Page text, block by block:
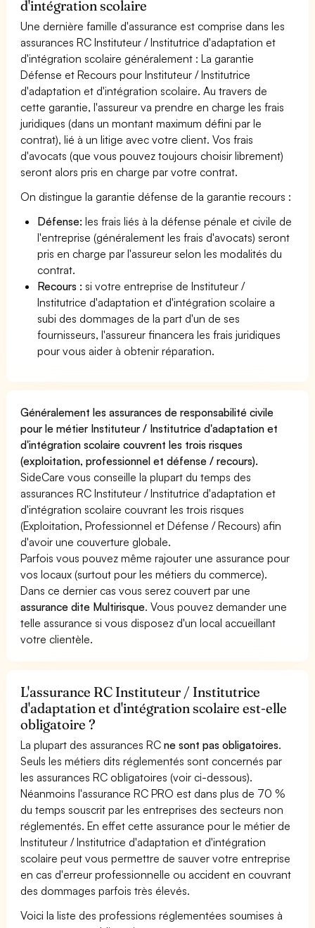
d'intégration scolaire
Une dernière famille d'assurance est comprise dans les
assurances RC Instituteur / Institutrice d'adaptation et
d'intégration scolaire généralement : La garantie
Défense et Recours pour Instituteur / Institutrice
d'adaptation et d'intégration scolaire. Au travers de
cette garantie, l'assureur va prendre en charge les frais
juridiques (dans un montant maximum défini par le
contrat), lié à un litige avec votre client. Vos frais
d'avocats (que vous pouvez toujours choisir librement)
seront alors pris en charge par votre contrat.
On distingue la garantie défense de la garantie recours :
Défense: les frais liés à la défense pénale et civile de
l'entreprise (généralement les frais d'avocats) seront
pris en charge par l'assureur selon les modalités du
contrat.
Recours : si votre entreprise de Instituteur /
Institutrice d'adaptation et d'intégration scolaire a
subi des dommages de la part d'un de ses
fournisseurs, l'assureur financera les frais juridiques
pour vous aider à obtenir réparation.
Généralement les assurances de responsabilité civile
pour le métier Instituteur / Institutrice d'adaptation et
d'intégration scolaire couvrent les trois risques
(exploitation, professionnel et défense / recours).
SideCare vous conseille la plupart du temps des
assurances RC Instituteur / Institutrice d'adaptation et
d'intégration scolaire couvrant les trois risques
(Exploitation, Professionnel et Défense / Recours) afin
d'avoir une couverture globale.
Parfois vous pouvez même rajouter une assurance pour
vos locaux (surtout pour les métiers du commerce).
Dans ce dernier cas vous serez couvert par une
assurance dite Multirisque. Vous pouvez demander une
telle assurance si vous disposez d'un local accueillant
votre clientèle.
L'assurance RC Instituteur / Institutrice
d'adaptation et d'intégration scolaire est-elle
obligatoire ?
La plupart des assurances RCne sont pas obligatoires.
Seuls les métiers dits réglementés sont concernés par
les assurances RC obligatoires (voir ci-dessous).
Néanmoins l'assurance RC PRO est dans plus de 70 %
du temps souscrit par les entreprises des secteurs non
réglementés. En effet cette assurance pour le métier de
Instituteur / Institutrice d'adaptation et d'intégration
scolaire peut vous permettre de sauver votre entreprise
en cas d'erreur professionnelle ou accident en couvrant
des dommages parfois très élevés.
Voici la liste des professions réglementées soumises à